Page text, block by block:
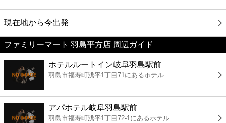
映画
美容
コンビニ
薬局
現在地から今出発
ファミリーマート 羽島平方店 周辺ガイド
ホテルルートイン岐阜羽島駅前
羽島市福寿町浅平1丁目71にあるホテル
アパホテル岐阜羽島駅前
羽島市福寿町浅平1丁目72-1にあるホテル